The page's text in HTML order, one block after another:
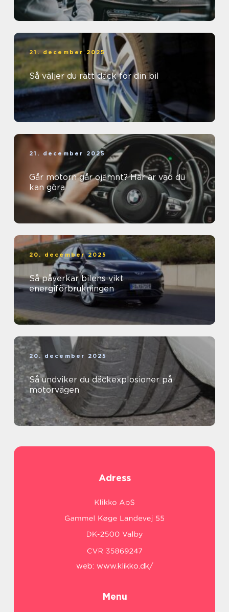
21. december 2025
Så väljer du rätt däck för din bil
21. december 2025
Går motorn går ojämnt? Här är vad du
kan göra
20. december 2025
Så påverkar bilens vikt
energiförbrukningen
20. december 2025
Så undviker du däckexplosioner på
motorvägen
Adress
web: www.klikko.dk/
Menu